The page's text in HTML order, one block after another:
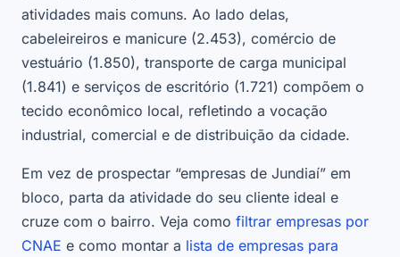
atividades mais comuns. Ao lado delas,
cabeleireiros e manicure (2.453), comércio de
vestuário (1.850), transporte de carga municipal
(1.841) e serviços de escritório (1.721) compõem o
tecido econômico local, refletindo a vocação
industrial, comercial e de distribuição da cidade.
Em vez de prospectar “empresas de Jundiaí” em
bloco, parta da atividade do seu cliente ideal e
cruze com o bairro. Veja como filtrar empresas por
CNAE e como montar a lista de empresas para